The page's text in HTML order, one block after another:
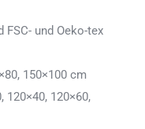
und Oeko-tex
150×100 cm
120×40, 120×60,